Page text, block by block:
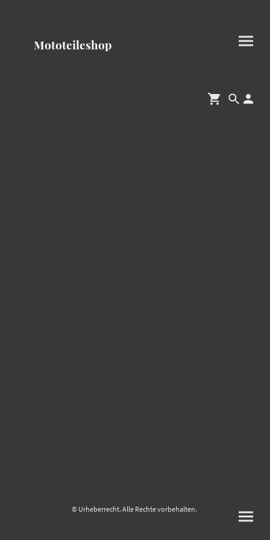
Mototeileshop
© Urheberrecht. Alle Rechte vorbehalten.